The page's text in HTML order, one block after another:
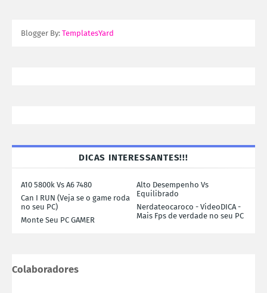
Blogger By: TemplatesYard
DICAS INTERESSANTES!!!
A10 5800k Vs A6 7480
Alto Desempenho Vs
Equilibrado
Can I RUN (Veja se o game roda
no seu PC)
Nerdateocaroco - VideoDICA -
Mais Fps de verdade no seu PC
Monte Seu PC GAMER
Colaboradores